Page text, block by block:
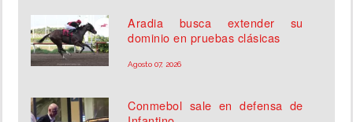
Aradia busca extender su
dominio en pruebas clásicas
Agosto 07, 2026
Conmebol sale en defensa de